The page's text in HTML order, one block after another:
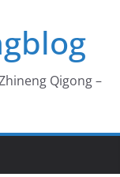
Qigong –